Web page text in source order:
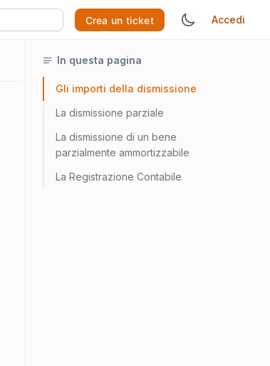
Crea un ticket Accedi
In questa pagina
Gli importi della dismissione
La dismissione parziale
La dismissione di un bene
parzialmente ammortizzabile
La Registrazione Contabile